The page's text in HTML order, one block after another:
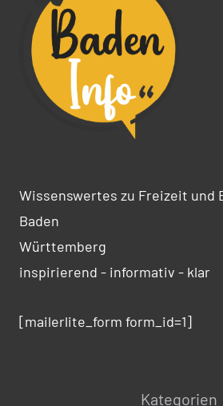
Wissenswertes zu Freizeit und
Baden
Württemberg
inspirierend - informativ - klar
[mailerlite_form form_id=1]
Kategorien